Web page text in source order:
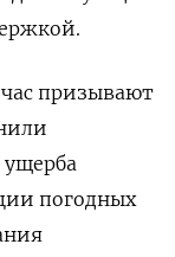
призывают
ущерба
погодных